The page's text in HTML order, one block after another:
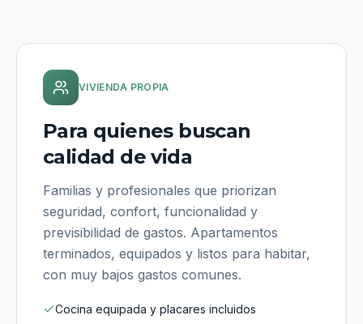
VIVIENDA PROPIA
Para quienes buscan
calidad de vida
Familias y profesionales que priorizan
seguridad, confort, funcionalidad y
previsibilidad de gastos. Apartamentos
terminados, equipados y listos para habitar,
con muy bajos gastos comunes.
Cocina equipada y placares incluidos